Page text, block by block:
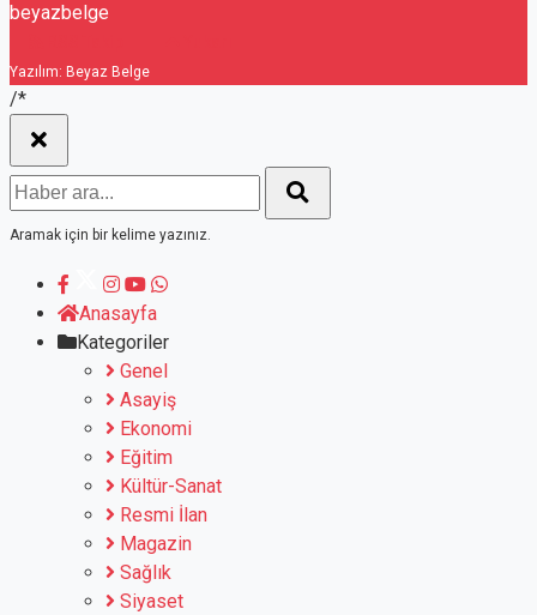
beyazbelge
Yazılım: Beyaz Belge
/*
Aramak için bir kelime yazınız.
Anasayfa
Kategoriler
Genel
Asayiş
Ekonomi
Eğitim
Kültür-Sanat
Resmi İlan
Magazin
Sağlık
Siyaset